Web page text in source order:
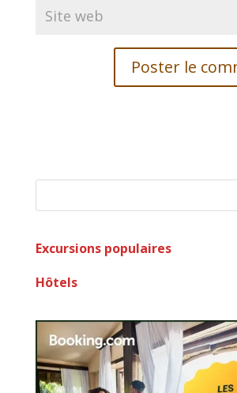
Excursions populaires
Hôtels